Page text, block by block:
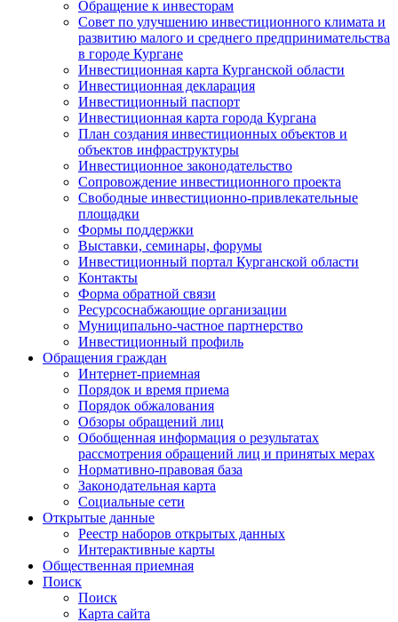
Обращение к инвесторам
Совет по улучшению инвестиционного климата и
развитию малого и среднего предпринимательства
в городе Кургане
Инвестиционная карта Курганской области
Инвестиционная декларация
Инвестиционный паспорт
Инвестиционная карта города Кургана
План создания инвестиционных объектов и
объектов инфраструктуры
Инвестиционное законодательство
Сопровождение инвестиционного проекта
Свободные инвестиционно-привлекательные
площадки
Формы поддержки
Выставки, семинары, форумы
Инвестиционный портал Курганской области
Контакты
Форма обратной связи
Ресурсоснабжающие организации
Муниципально-частное партнерство
Инвестиционный профиль
Обращения граждан
Интернет-приемная
Порядок и время приема
Порядок обжалования
Обзоры обращений лиц
Обобщенная информация о результатах
рассмотрения обращений лиц и принятых мерах
Нормативно-правовая база
Законодательная карта
Социальные сети
Открытые данные
Реестр наборов открытых данных
Интерактивные карты
Общественная приемная
Поиск
Поиск
Карта сайта